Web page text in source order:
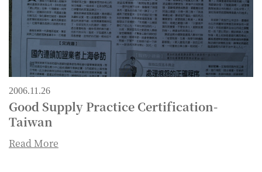
2006.11.26
Good Supply Practice Certification-
Taiwan
Read More